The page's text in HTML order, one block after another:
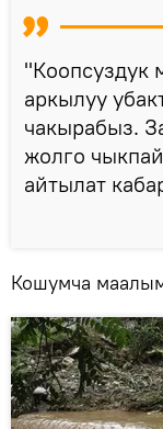
"Коопсуздук
аркылуу
чакырабыз.
жолго
айтылат
Кошумча